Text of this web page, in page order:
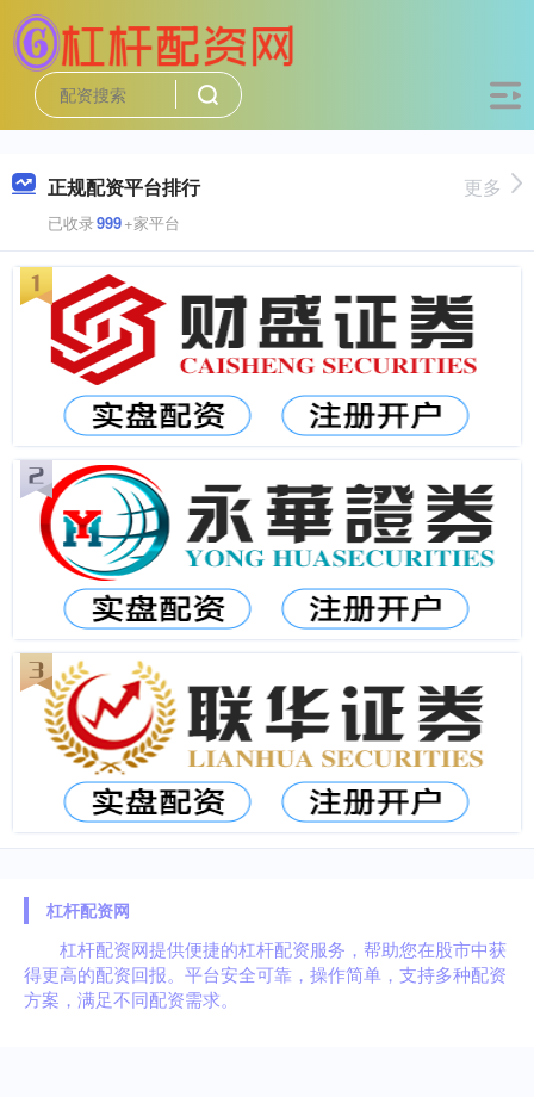
正规配资平台排行
已收录999+家平台
更多
杠杆配资网
杠杆配资网提供便捷的杠杆配资服务，帮助您在股市中获
得更高的配资回报。平台安全可靠，操作简单，支持多种配资
方案，满足不同配资需求。